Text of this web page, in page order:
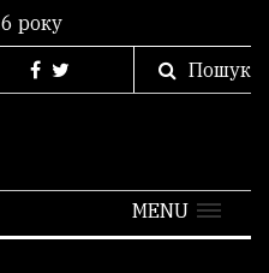
року
Пошук
MENU